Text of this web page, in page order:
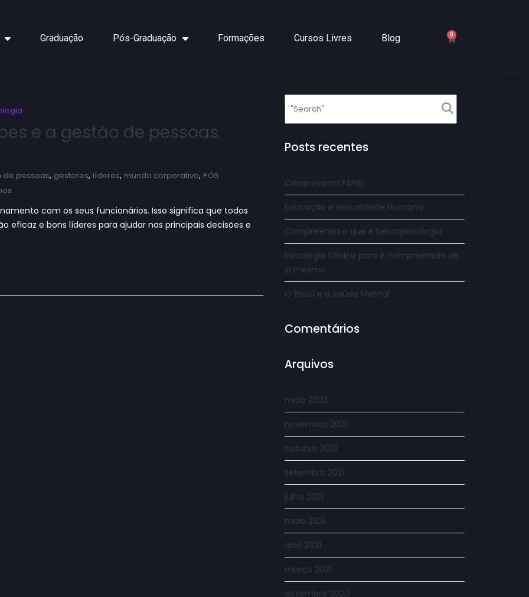
Graduação Pós-Graduação Formações Cursos Livres Blog 0
e a gestão de pessoas
de pessoas, gestores, líderes, mundo corporativo, PÓS
com os seus funcionários. Isso significa que todos
e bons líderes para ajudar nas principais decisões e
Posts recentes
Casanova na FAPSI
Educação e sexualidade humana
Compreenda o que é Neuropsicologia
Psicologia Clínica para a compreensão de
si mesmo
O Brasil e a Saúde Mental
Comentários
Arquivos
maio 2023
novembro 2021
outubro 2021
setembro 2021
julho 2021
maio 2021
abril 2021
março 2021
dezembro 2020